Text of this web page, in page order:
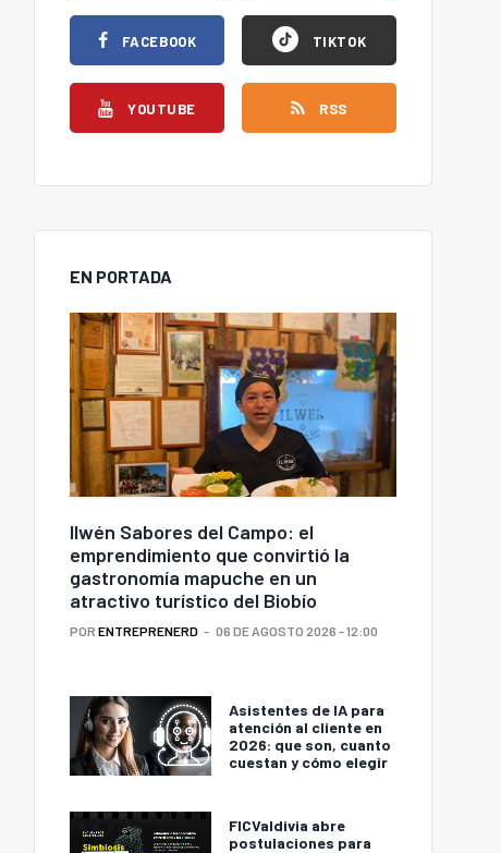
FACEBOOK
YOUTUBE
TIKTOK
RSS
EN PORTADA
Ilwén Sabores del Campo: el
emprendimiento que convirtió la
gastronomía mapuche en un
atractivo turístico del Biobío
POR ENTREPRENERD 06 DE AGOSTO 2026 - 12:00
Asistentes de IA para
atención al cliente en
2026: que son, cuanto
cuestan y cómo elegir
FICValdivia abre
postulaciones para